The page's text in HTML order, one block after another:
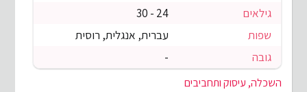
גילאים
24 - 30
שפות
עברית, אנגלית, רוסית
גובה
-
השכלה, עיסוק ותחביבים